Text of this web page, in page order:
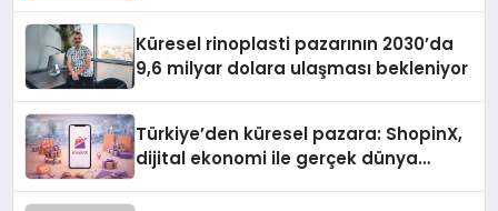
Küresel rinoplasti pazarının 2030’da
9,6 milyar dolara ulaşması bekleniyor
Türkiye’den küresel pazara: ShopinX,
dijital ekonomi ile gerçek dünya